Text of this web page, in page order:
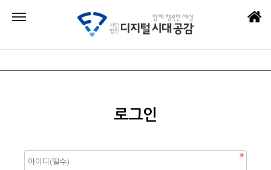
로그인